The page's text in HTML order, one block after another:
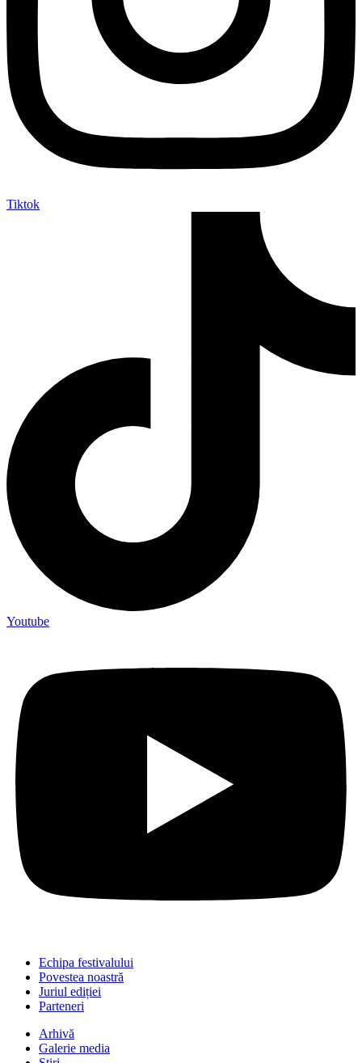
Tiktok
Youtube
Echipa festivalului
Povestea noastră
Juriul ediției
Parteneri
Arhivă
Galerie media